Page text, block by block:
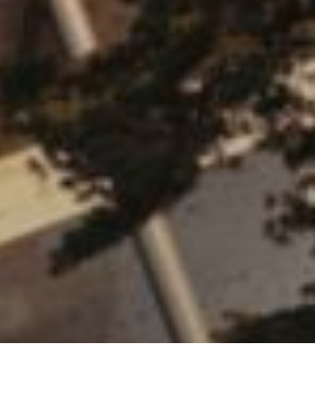
Marketing
Publicité en
Social Media
Marketing